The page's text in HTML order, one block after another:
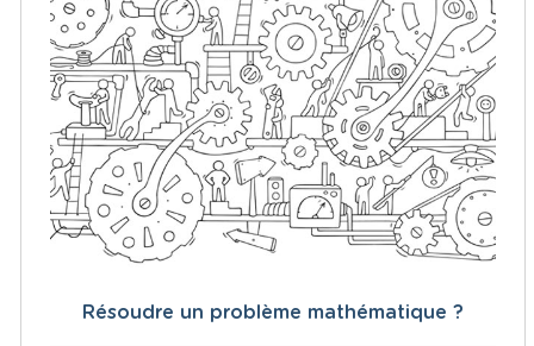
Résoudre un problème mathématique ?